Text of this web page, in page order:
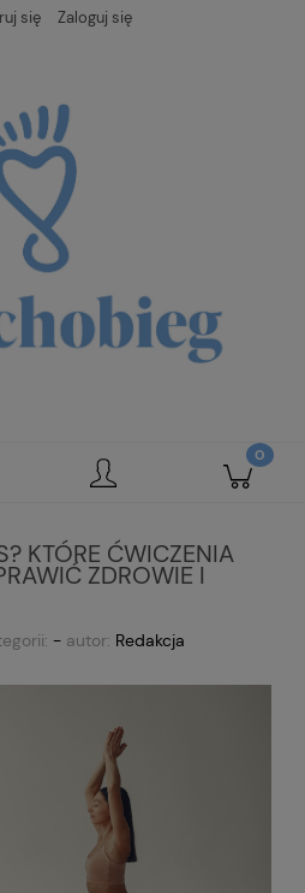
się Zaloguj się
KTÓRE ĆWICZENIA
ZDROWIE I
- autor: Redakcja